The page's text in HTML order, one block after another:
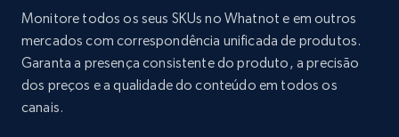
URL, Product id, Title, Product description,
and more.
Monitore todos os seus SKUs no Whatnot e em outros
mercados com correspondência unificada de produtos.
Garanta a presença consistente do produto, a precisão
dos preços e a qualidade do conteúdo em todos os
canais.